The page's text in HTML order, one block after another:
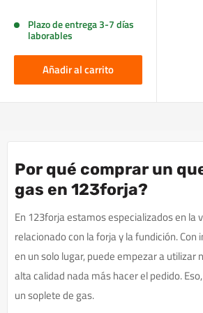
Plazo de entrega 3-7 días
laborables
Añadir al carrito
Por qué comprar un
gas en 123forja?
En 123forja estamos especializados en la
relacionado con la forja y la fundición.
en un solo lugar, puede empezar a utilizar
alta calidad nada más hacer el pedido.
un soplete de gas.